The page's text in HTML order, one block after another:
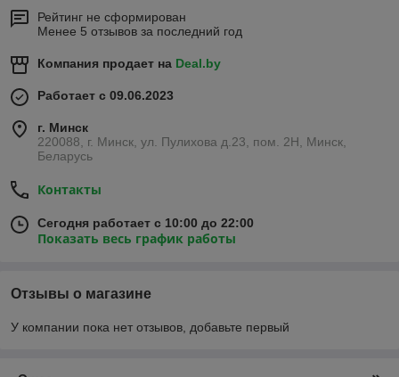
напряжение 230/400 В,
Рейтинг не сформирован
Менее 5 отзывов за последний год
Компания продает на Deal.by
Работает с 09.06.2023
г. Минск
220088, г. Минск, ул. Пулихова д.23, пом. 2Н, Минск,
Беларусь
Контакты
Сегодня работает с 10:00 до 22:00
Показать весь график работы
Отзывы о магазине
У компании пока нет отзывов, добавьте первый